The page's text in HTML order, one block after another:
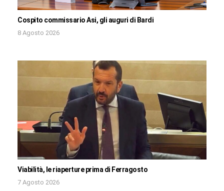
Cospito commissario Asi, gli auguri di Bardi
8 Agosto 2026
Viabilità, le riaperture prima di Ferragosto
7 Agosto 2026